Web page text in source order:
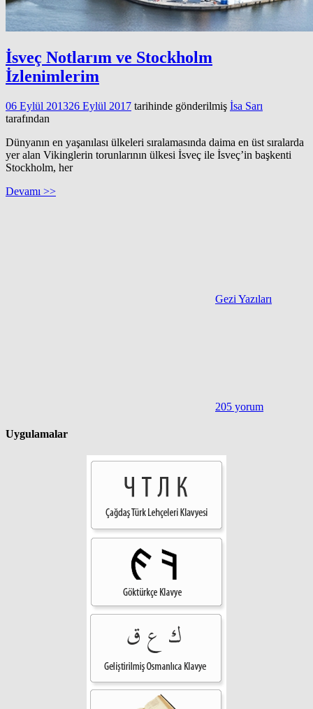
İsveç Notlarım ve Stockholm
İzlenimlerim
06 Eylül 201326 Eylül 2017 tarihinde gönderilmiş İsa Sarı
tarafından
Dünyanın en yaşanılası ülkeleri sıralamasında daima en üst sıralarda
yer alan Vikinglerin torunlarının ülkesi İsveç ile İsveç’in başkenti
Stockholm, her
Devamı >>
Gezi Yazıları
205 yorum
Uygulamalar